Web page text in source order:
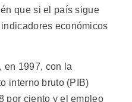
que si el país sigue
económicos
en 1997, con la
interno bruto (PIB)
por ciento y el empleo